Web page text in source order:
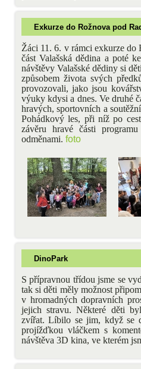
Exkurze do Rožnova pod
Žáci 11. 6. v rámci exkurze do
část Valašská dědina a poté
návštěvy Valašské dědiny si
způsobem života svých
provozovali, jako jsou
výuky kdysi a dnes. Ve druhé
hravých, sportovních a
Pohádkový les, při níž po
závěru hravé části
odměnami. foto
DinoPark
S přípravnou třídou jsme se
tak si děti měly možnost
v hromadných dopravních
jejich stravu. Některé děti
zvířat. Líbilo se jim, když se
projížďkou vláčkem s
návštěva 3D kina, ve kterém